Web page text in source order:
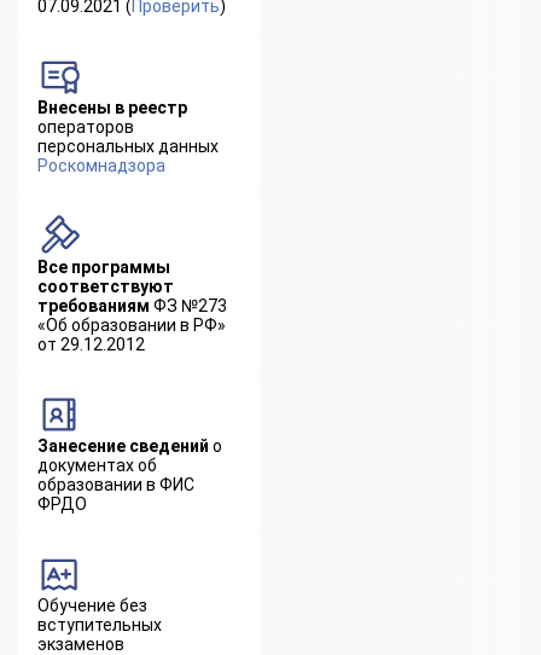
07.09.2021 (Проверить)
Внесены в реестр
операторов
персональных данных
Роскомнадзора
Все программы
соответствуют
требованиям ФЗ №273
«Об образовании в РФ»
от 29.12.2012
Занесение сведений о
документах об
образовании в ФИС
ФРДО
Обучение без
вступительных
экзаменов